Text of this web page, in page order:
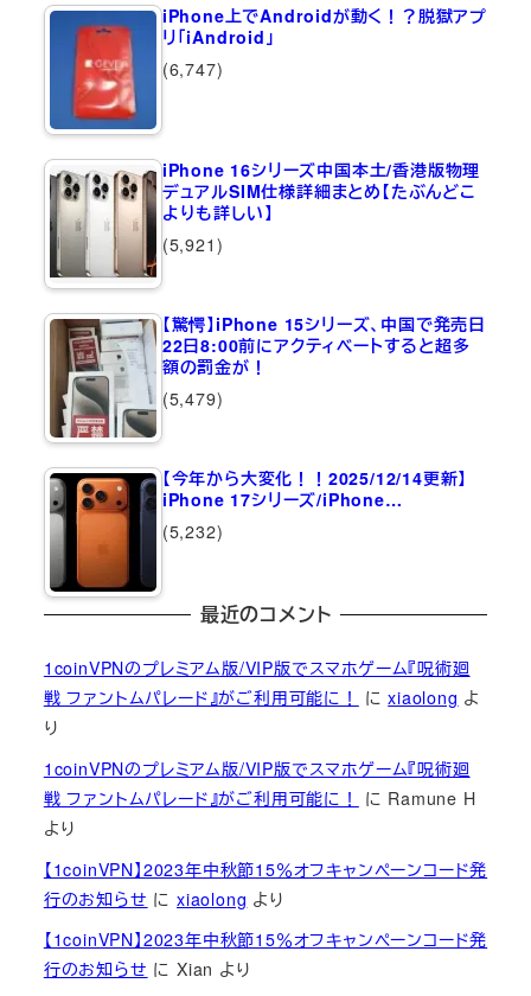
iPhone上でAndroidが動く！？脱獄アプ
リ「iAndroid」
(6,747)
iPhone 16シリーズ中国本土/香港版物理
デュアルSIM仕様詳細まとめ【たぶんどこ
よりも詳しい】
(5,921)
【驚愕】iPhone 15シリーズ、中国で発売日
22日8:00前にアクティベートすると超多
額の罰金が！
(5,479)
【今年から大変化！！2025/12/14更新】
iPhone 17シリーズ/iPhone…
(5,232)
最近のコメント
1coinVPNのプレミアム版/VIP版でスマホゲーム『呪術廻
戦 ファントムパレード』がご利用可能に！
にxiaolong よ
り
1coinVPNのプレミアム版/VIP版でスマホゲーム『呪術廻
戦 ファントムパレード』がご利用可能に！
に Ramune H
より
【1coinVPN】2023年中秋節15％オフキャンペーンコード発
行のお知らせ にxiaolong より
【1coinVPN】2023年中秋節15％オフキャンペーンコード発
行のお知らせ にXian より